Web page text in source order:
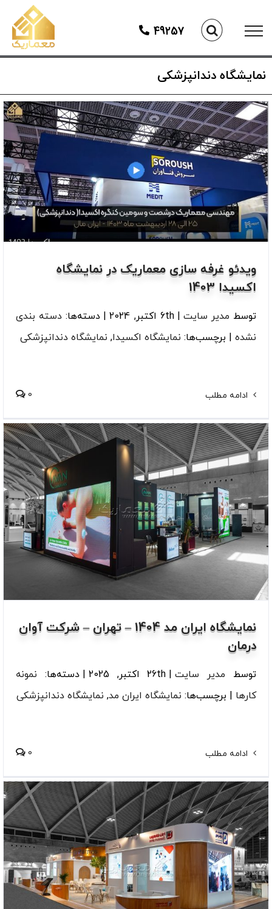
content
49257
نمایشگاه دندانپزشکی
ویدئو غرفه سازی معماریک در نمایشگاه
اکسیدا 1403
توسط مدیر سایت 6th اکتبر, 2024 دسته‌ها: دسته بندی
نشده
برچسب‌ها: نمایشگاه اکسیدا, نمایشگاه دندانپزشکی
ادامه مطلب 0
نمایشگاه ایران مد 1404 – تهران – شرکت آوان
درمان
توسط مدیر سایت 26th اکتبر, 2025 دسته‌ها: نمونه
کارها
برچسب‌ها: نمایشگاه ایران مد, نمایشگاه دندانپزشکی
ادامه مطلب 0